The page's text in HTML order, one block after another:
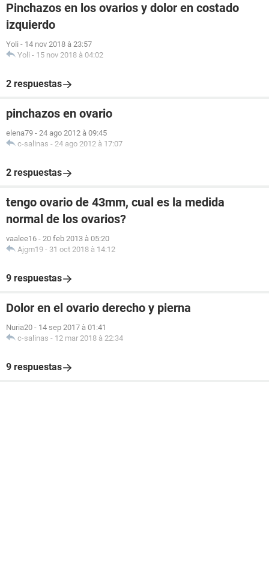
Pinchazos en los ovarios y dolor en costado
izquierdo
Yoli - 14 nov 2018 à 23:57
Yoli - 15 nov 2018 à 04:02
2 respuestas
pinchazos en ovario
elena79 - 24 ago 2012 à 09:45
c-salinas - 24 ago 2012 à 17:07
2 respuestas
tengo ovario de 43mm, cual es la medida
normal de los ovarios?
vaalee16 - 20 feb 2013 à 05:20
Ajgm19 - 31 oct 2018 à 14:12
9 respuestas
Dolor en el ovario derecho y pierna
Nuria20 - 14 sep 2017 à 01:41
c-salinas - 12 mar 2018 à 22:34
9 respuestas